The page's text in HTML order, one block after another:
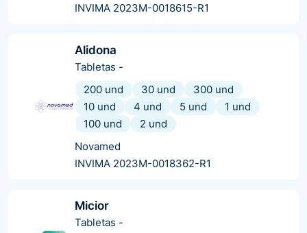
INVIMA 2023M-0018615-R1
Alidona
Tabletas -
200 und
30 und
300 und
10 und
4 und 5 und
1 und
100 und
2 und
Novamed
INVIMA 2023M-0018362-R1
Micior
Tabletas -